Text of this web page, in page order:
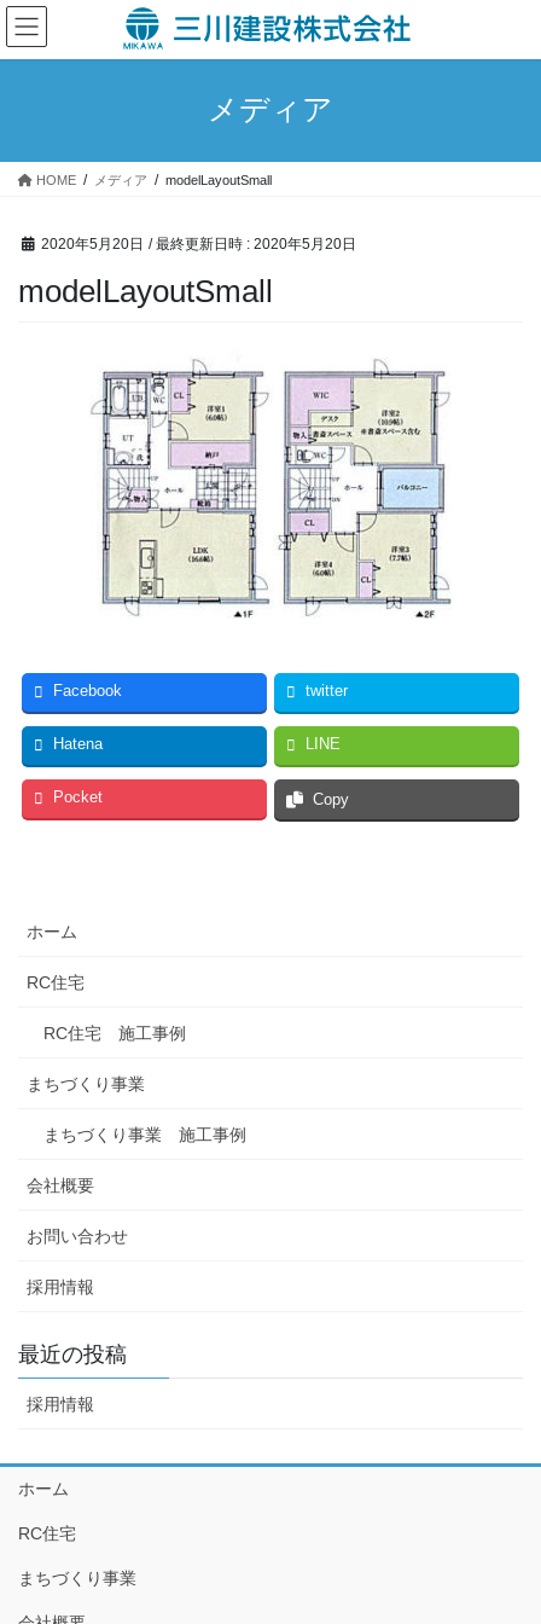
コ
ン
テ
ス
ナ
ビ
ゲ
ン
メディア
HOME メディア modelLayoutSmall
2020年5月20日 / 最終更新日時 : 2020年5月20日
modelLayoutSmall
Facebook twitter
Hatena LINE
Pocket Copy
ホーム
RC住宅
RC住宅 施工事例
まちづくり事業
まちづくり事業 施工事例
会社概要
お問い合わせ
採用情報
最近の投稿
採用情報
ホーム
RC住宅
まちづくり事業